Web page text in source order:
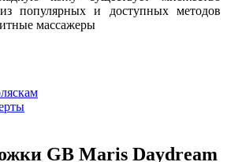
популярных и доступных методов
массажеры
GB Maris Daydream